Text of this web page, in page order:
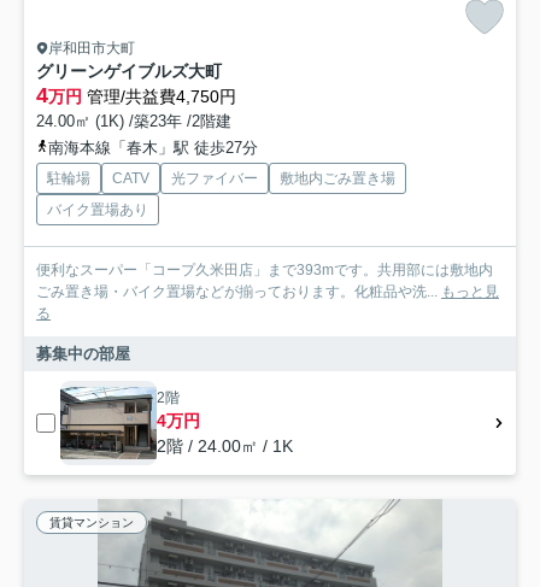
岸和田市大町
グリーンゲイブルズ大町
4万円 管理/共益費4,750円
24.00㎡ (1K) /築23年 /2階建
南海本線「春木」駅 徒歩27分
駐輪場 CATV 光ファイバー
敷地内ごみ置き場
バイク置場あり
便利なスーパー「コープ久米田店」まで393mです。共用部には敷地内
ごみ置き場・バイク置場などが揃っております。化粧品や洗... もっと見
る
募集中の部屋
2階
4万円
2階 / 24.00㎡ / 1K
賃貸マンション